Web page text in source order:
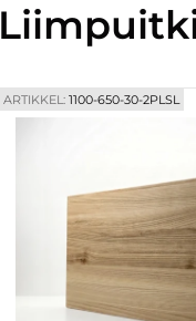
ARTIKKEL: 1100-650-30-2PLSL